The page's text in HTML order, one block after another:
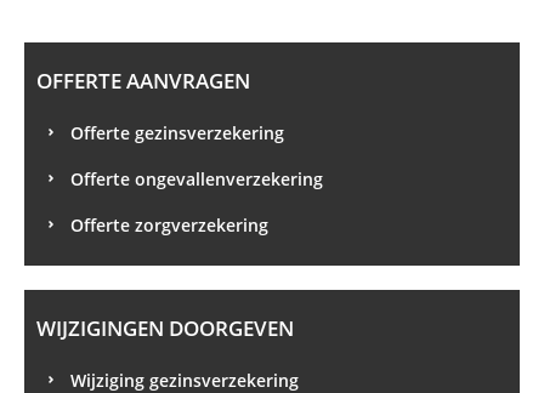
OFFERTE AANVRAGEN
Offerte gezinsverzekering
Offerte ongevallenverzekering
Offerte zorgverzekering
WIJZIGINGEN DOORGEVEN
Wijziging gezinsverzekering